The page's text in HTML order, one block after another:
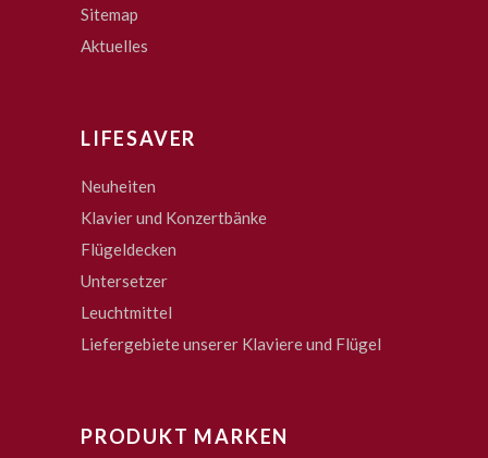
Sitemap
Aktuelles
LIFESAVER
Neuheiten
Klavier und Konzertbänke
Flügeldecken
Untersetzer
Leuchtmittel
Liefergebiete unserer Klaviere und Flügel
PRODUKT MARKEN